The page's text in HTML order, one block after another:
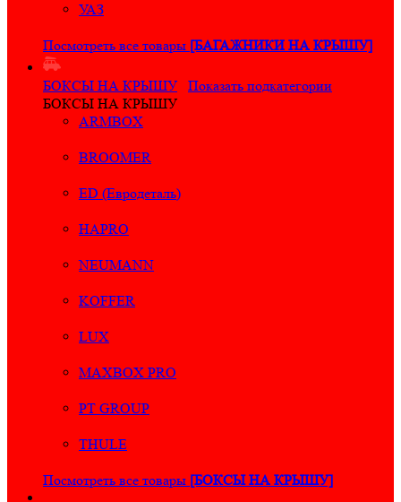
УАЗ
Посмотреть все товары [БАГАЖНИКИ НА КРЫШУ]
БОКСЫ НА КРЫШУ
Показать подкатегории
БОКСЫ НА КРЫШУ
ARMBOX
BROOMER
ED (Евродеталь)
HAPRO
NEUMANN
KOFFER
LUX
MAXBOX PRO
PT GROUP
THULE
Посмотреть все товары [БОКСЫ НА КРЫШУ]